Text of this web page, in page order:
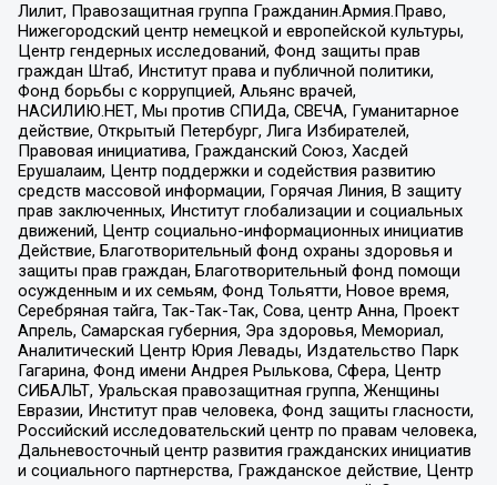
Лилит, Правозащитная группа Гражданин.Армия.Право,
Нижегородский центр немецкой и европейской культуры,
Центр гендерных исследований, Фонд защиты прав
граждан Штаб, Институт права и публичной политики,
Фонд борьбы с коррупцией, Альянс врачей,
НАСИЛИЮ.НЕТ, Мы против СПИДа, СВЕЧА, Гуманитарное
действие, Открытый Петербург, Лига Избирателей,
Правовая инициатива, Гражданский Союз, Хасдей
Ерушалаим, Центр поддержки и содействия развитию
средств массовой информации, Горячая Линия, В защиту
прав заключенных, Институт глобализации и социальных
движений, Центр социально-информационных инициатив
Действие, Благотворительный фонд охраны здоровья и
защиты прав граждан, Благотворительный фонд помощи
осужденным и их семьям, Фонд Тольятти, Новое время,
Серебряная тайга, Так-Так-Так, Сова, центр Анна, Проект
Апрель, Самарская губерния, Эра здоровья, Мемориал,
Аналитический Центр Юрия Левады, Издательство Парк
Гагарина, Фонд имени Андрея Рылькова, Сфера, Центр
СИБАЛЬТ, Уральская правозащитная группа, Женщины
Евразии, Институт прав человека, Фонд защиты гласности,
Российский исследовательский центр по правам человека,
Дальневосточный центр развития гражданских инициатив
и социального партнерства, Гражданское действие, Центр